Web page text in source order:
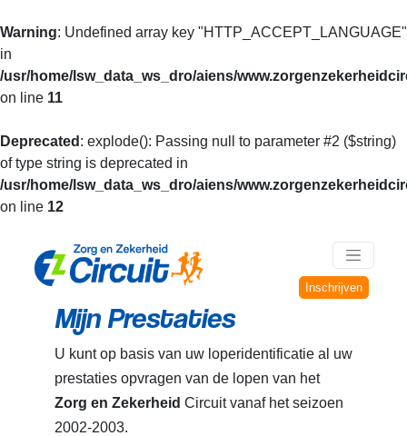
Warning: Undefined array key "HTTP_ACCEPT_LANGUAGE"
in
/usr/home/lsw_data_ws_dro/aiens/
on line 11
Deprecated : explode(): Passing null to parameter #2 ($string)
of type string is deprecated in
/usr/home/lsw_data_ws_dro/aiens/
on line 12
Inschrijven
Mijn Prestaties
U kunt op basis van uw loperidentificatie al uw
prestaties opvragen van de lopen van het
Zorg en Zekerheid Circuit vanaf het seizoen
2002-2003.